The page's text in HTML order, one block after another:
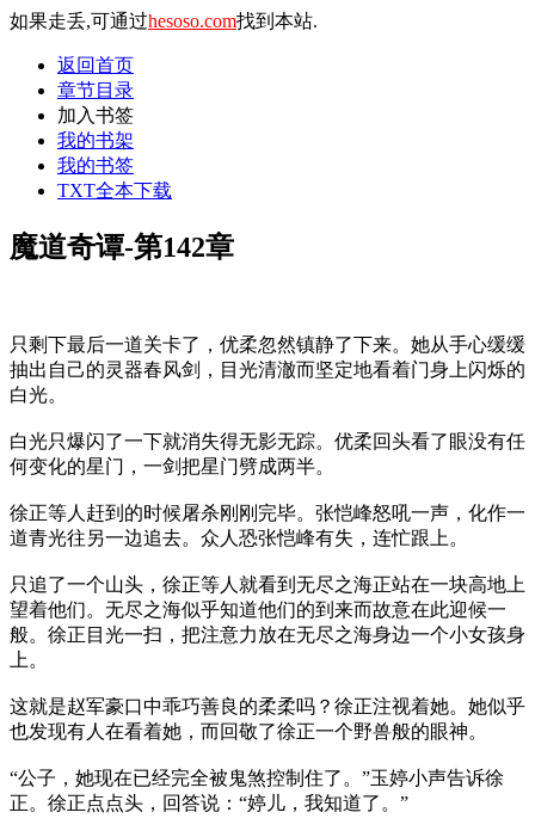
如果走丢,可通过hesoso.com找到本站.
返回首页
章节目录
加入书签
我的书架
我的书签
TXT全本下载
魔道奇谭-第142章
只剩下最后一道关卡了，优柔忽然镇静了下来。她从手心缓缓
抽出自己的灵器春风剑，目光清澈而坚定地看着门身上闪烁的
白光。
白光只爆闪了一下就消失得无影无踪。优柔回头看了眼没有任
何变化的星门，一剑把星门劈成两半。
徐正等人赶到的时候屠杀刚刚完毕。张恺峰怒吼一声，化作一
道青光往另一边追去。众人恐张恺峰有失，连忙跟上。
只追了一个山头，徐正等人就看到无尽之海正站在一块高地上
望着他们。无尽之海似乎知道他们的到来而故意在此迎候一
般。徐正目光一扫，把注意力放在无尽之海身边一个小女孩身
上。
这就是赵军豪口中乖巧善良的柔柔吗？徐正注视着她。她似乎
也发现有人在看着她，而回敬了徐正一个野兽般的眼神。
“公子，她现在已经完全被鬼煞控制住了。”玉婷小声告诉徐
正。徐正点点头，回答说：“婷儿，我知道了。”